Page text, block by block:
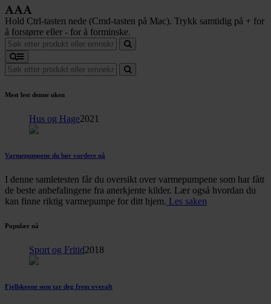
Hold Ctrl-tasten nede (Cmd-tasten på Mac). Trykk samtidig på + for
å forstørre eller - for å forminske.
Mest lest denne uken
Hus og Hage2021
Varmepumpene du bør vurdere nå
I denne samletesten får du oversikt over varmepumpene som har fått
de beste anbefalingene fra anerkjente kilder. Lær også hvordan du
kan finne riktig varmepumpe for ditt hjem. Les saken
Populær nå
Sport og Fritid2018
Fjellskoene som tar deg frem overalt